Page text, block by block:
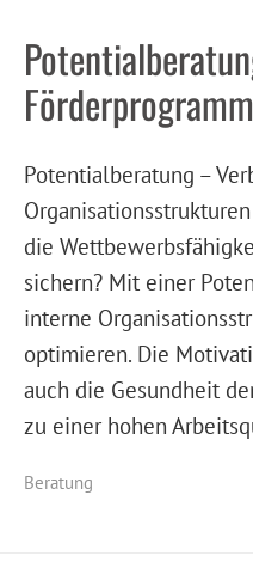
Förderprogramm
Potentialberatung –
die
sichern? Mit einer
interne
optimieren. Die
auch die Gesundheit
zu einer hohen
Beratung